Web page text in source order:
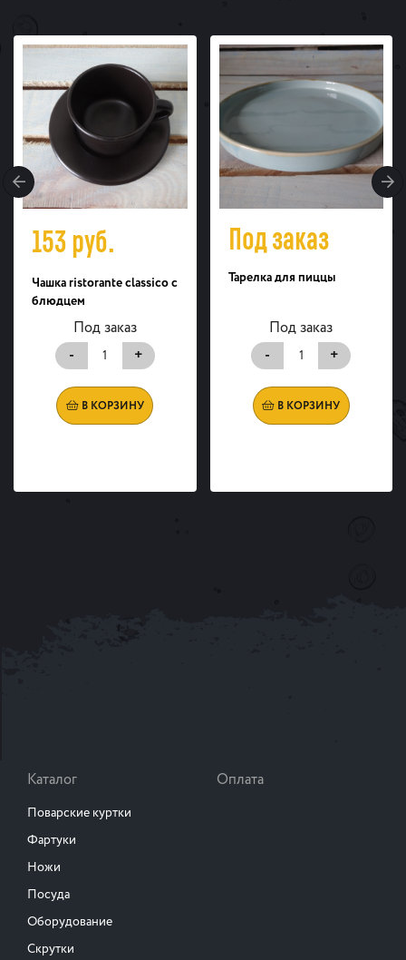
153руб.
Чашка ristorante classico с
блюдцем
Под заказ
-
+
В КОРЗИНУ
Под заказ
Тарелка для пиццы
Под заказ
-
+
В КОРЗИНУ
Каталог
Поварские куртки
Фартуки
Ножи
Посуда
Оборудование
Скрутки
Оплата